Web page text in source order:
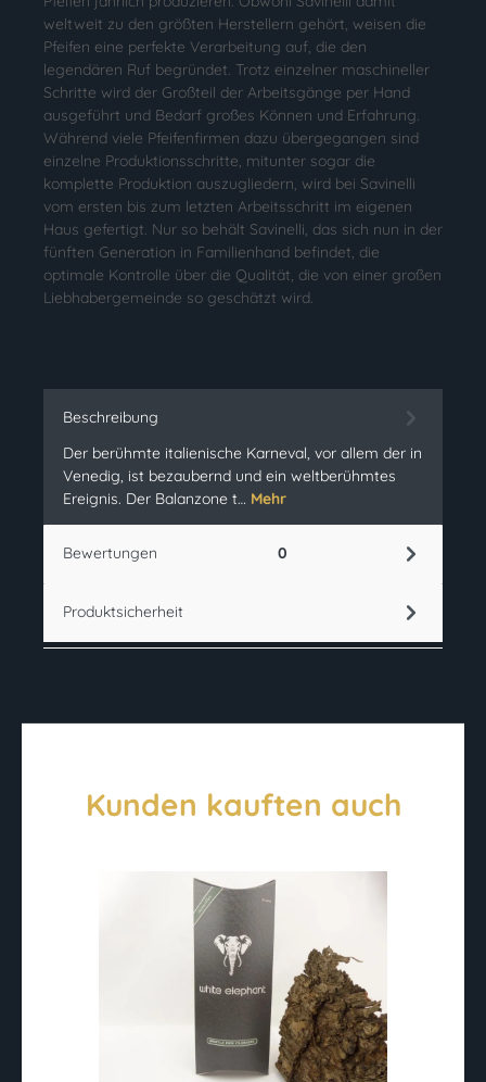
weltweit zu den größten Herstellern gehört, weisen die
Pfeifen eine perfekte Verarbeitung auf, die den
legendären Ruf begründet. Trotz einzelner maschineller
Schritte wird der Großteil der Arbeitsgänge per Hand
ausgeführt und Bedarf großes Können und Erfahrung.
Während viele Pfeifenfirmen dazu übergegangen sind
einzelne Produktionsschritte, mitunter sogar die
komplette Produktion auszugliedern, wird bei Savinelli
vom ersten bis zum letzten Arbeitsschritt im eigenen
Haus gefertigt. Nur so behält Savinelli, das sich nun in der
fünften Generation in Familienhand befindet, die
optimale Kontrolle über die Qualität, die von einer großen
Liebhabergemeinde so geschätzt wird.
Beschreibung
Der berühmte italienische Karneval, vor allem der in
Venedig, ist bezaubernd und ein weltberühmtes
Ereignis. Der Balanzone t… Mehr
Bewertungen 0
Produktsicherheit
Kunden kauften auch